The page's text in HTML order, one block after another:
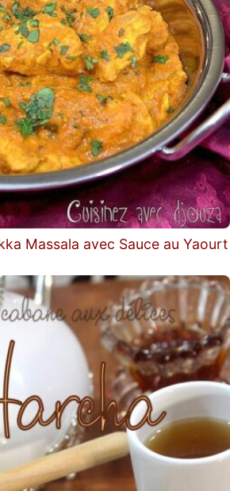
Massala avec Sauce au Yaourt